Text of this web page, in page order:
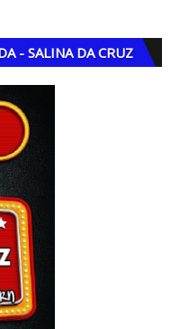
- SALINA DA CRUZ